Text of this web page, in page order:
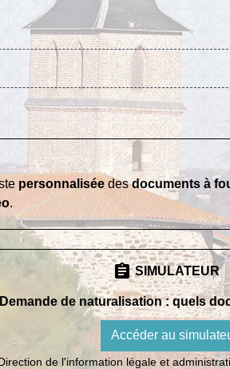
personnalisée desdocuments à
.
assignment SIMULATEUR
Demande de naturalisation : quels
Accéder au
de l'information légale et